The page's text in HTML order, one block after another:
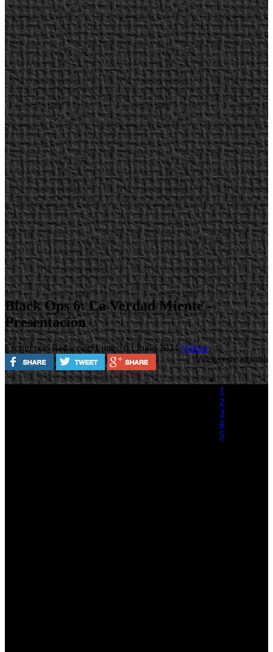
Black Ops 6: La Verdad Miente -
Presentación
Escrito por RedacciónLunes, 03 Junio 2024Videos
Valora este artículo
1
2
3
4
5